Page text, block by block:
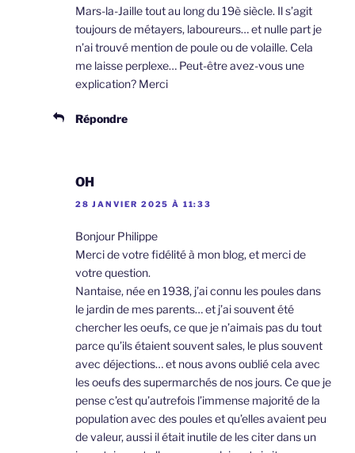
Mars-la-Jaille tout au long du 19è siècle. Il s’agit
toujours de métayers, laboureurs… et nulle part je
n’ai trouvé mention de poule ou de volaille. Cela
me laisse perplexe… Peut-être avez-vous une
explication? Merci
Répondre
OH
28 JANVIER 2025 À 11:33
Bonjour Philippe
Merci de votre fidélité à mon blog, et merci de
votre question.
Nantaise, née en 1938, j’ai connu les poules dans
le jardin de mes parents… et j’ai souvent été
chercher les oeufs, ce que je n’aimais pas du tout
parce qu’ils étaient souvent sales, le plus souvent
avec déjections… et nous avons oublié cela avec
les oeufs des supermarchés de nos jours. Ce que je
pense c’est qu’autrefois l’immense majorité de la
population avec des poules et qu’elles avaient peu
de valeur, aussi il était inutile de les citer dans un